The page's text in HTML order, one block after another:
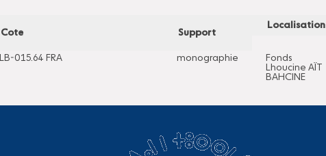
Cote Support
Localisation
LB-015.64 FRA monographie
Fonds
Lhoucine AÏT
BAHCINE